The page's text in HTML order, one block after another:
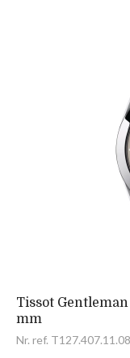
Tissot
mm
Nr. ref.